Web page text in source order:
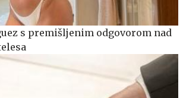
s premišljenim odgovorom nad